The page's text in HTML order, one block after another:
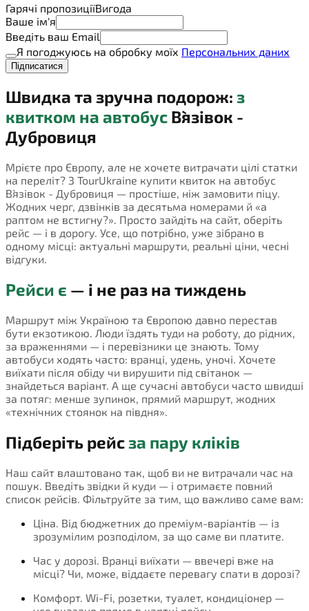
Гарячі пропозиціїВигода
Ваше ім'я
Введіть ваш Email
Я погоджуюсь на обробку моїх Персональних даних
Підписатися
Швидка та зручна подорож: з
квитком на автобус В`язівок -
Дубровиця
Мрієте про Європу, але не хочете витрачати цілі статки
на переліт? З TourUkraine купити квиток на автобус
В`язівок - Дубровиця — простіше, ніж замовити піцу.
Жодних черг, дзвінків за десятьма номерами й «а
раптом не встигну?». Просто зайдіть на сайт, оберіть
рейс — і в дорогу. Усе, що потрібно, уже зібрано в
одному місці: актуальні маршрути, реальні ціни, чесні
відгуки.
Рейси є — і не раз на тиждень
Маршрут між Україною та Європою давно перестав
бути екзотикою. Люди їздять туди на роботу, до рідних,
за враженнями — і перевізники це знають. Тому
автобуси ходять часто: вранці, удень, уночі. Хочете
виїхати після обіду чи вирушити під світанок —
знайдеться варіант. А ще сучасні автобуси часто швидші
за потяг: менше зупинок, прямий маршрут, жодних
«технічних стоянок на півдня».
Підберіть рейсза пару кліків
Наш сайт влаштовано так, щоб ви не витрачали час на
пошук. Введіть звідки й куди — і отримаєте повний
список рейсів. Фільтруйте за тим, що важливо саме вам:
Ціна. Від бюджетних до преміум-варіантів — із
зрозумілим розподілом, за що саме ви платите.
Час у дорозі. Вранці виїхати — ввечері вже на
місці? Чи, може, віддаєте перевагу спати в дорозі?
Комфорт. Wi-Fi, розетки, туалет, кондиціонер —